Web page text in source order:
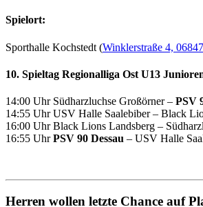
Spielort:
Sporthalle Kochstedt (Winklerstraße 4,
10. Spieltag Regionalliga Ost U13
14:00 Uhr Südharzluchse Großörner – PSV
14:55 Uhr USV Halle Saalebiber – Black
16:00 Uhr Black Lions Landsberg –
16:55 Uhr PSV 90 Dessau – USV Halle
Herren wollen letzte Chance auf